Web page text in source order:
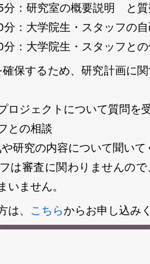
分：研究室の概要説明 と
：大学院生・スタッフの
：大学院生・スタッフと
保するため、研究計画に
ロジェクトについて質問を
との相談
研究の内容について聞いて
は審査に関わりませんの
ません。
、 こちらからお申し込み